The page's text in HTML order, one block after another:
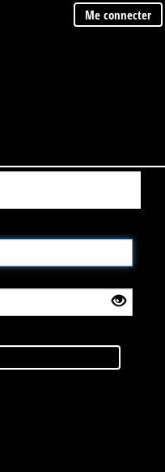
Me connecter